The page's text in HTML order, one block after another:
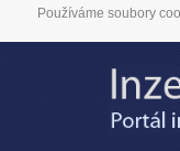
Používáme soubory